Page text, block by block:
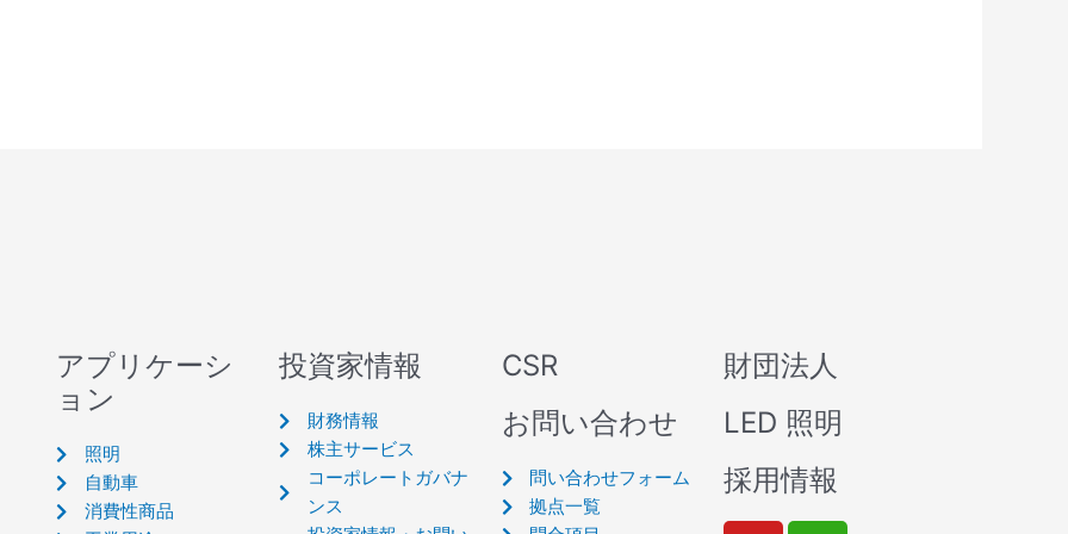
アプリケーシ
ョン
照明
自動車
消費性商品
投資家情報
財務情報
株主サービス
コーポレートガバナ
ンス
CSR
お問い合わせ
問い合わせフォーム
拠点一覧
財団法人
LED 照明
採用情報